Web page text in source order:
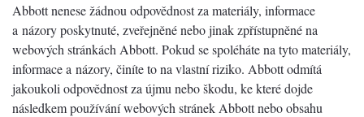
Abbott nenese žádnou odpovědnost za materiály, informace
a názory poskytnuté, zveřejněné nebo jinak zpřístupněné na
webových stránkách Abbott. Pokud se spoléháte na tyto materiály,
informace a názory, činíte to na vlastní riziko. Abbott odmítá
jakoukoli odpovědnost za újmu nebo škodu, ke které dojde
následkem používání webových stránek Abbott nebo obsahu